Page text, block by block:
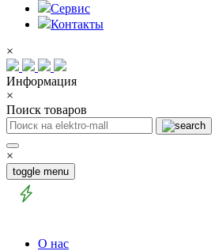
Сервис
Контакты
×
Информация
×
Поиск товаров
×
toggle menu
О нас